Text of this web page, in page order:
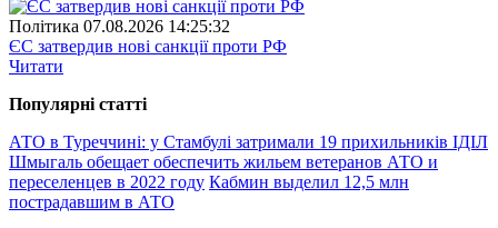
Полiтика 07.08.2026 14:25:32
ЄС затвердив нові санкції проти РФ
Читати
Популярнi статтi
АТО в Туреччині: у Стамбулі затримали 19 прихильників ІДІЛ
Шмыгаль обещает обеспечить жильем ветеранов АТО и
переселенцев в 2022 году Кабмин выделил 12,5 млн
пострадавшим в АТО